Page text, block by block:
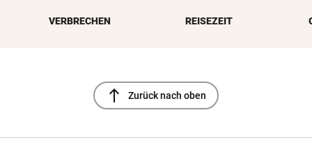
VERBRECHEN REISEZEIT
north Zurück nach oben